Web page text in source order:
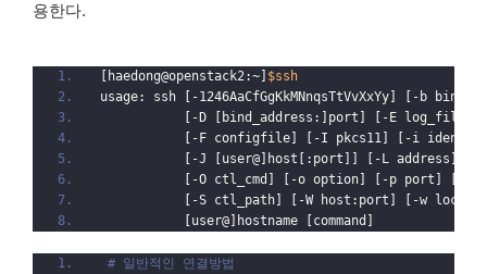
용한다.
[haedong@openstack2:~] $ssh
usage: ssh [-1246AaCfGgKkMNnqsTtVvXxYy] [-b
[-D [bind_address:]port] [-E log_file]
[-F configfile] [-I pkcs11] [-i
[-J [user@]host[:port]] [-L address]
[-O ctl_cmd] [-o option] [-p port] [-Q
[-S ctl_path] [-W host:port] [-w
           [user@]hostname [command]
# 일반적인 연결방법